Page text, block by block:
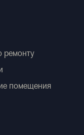
ремонту
помещения